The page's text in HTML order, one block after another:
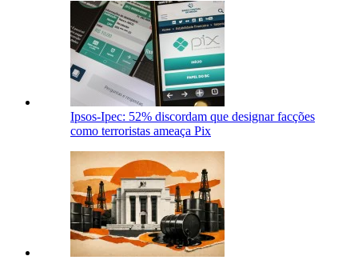
Ipsos-Ipec: 52% discordam que designar facções
como terroristas ameaça Pix